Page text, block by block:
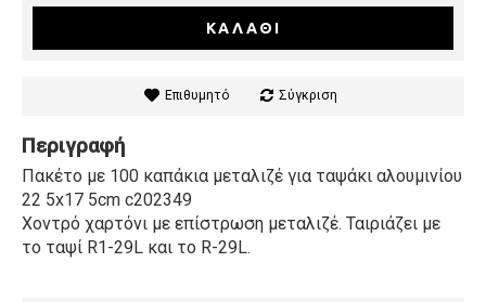
ΚΑΛΆΘΙ
Επιθυμητό Σύγκριση
Περιγραφή
Πακέτο με 100 καπάκια μεταλιζέ για ταψάκι αλουμινίου
22 5x17 5cm c202349
Χοντρό χαρτόνι με επίστρωση μεταλιζέ. Ταιριάζει με
το ταψί R1-29L και το R-29L.